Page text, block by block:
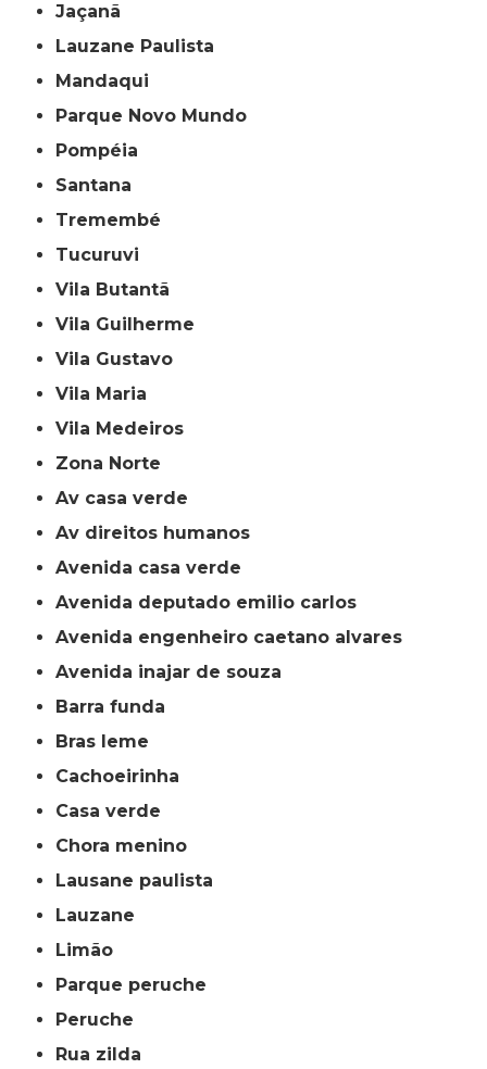
Jaçanã
Lauzane Paulista
Mandaqui
Parque Novo Mundo
Pompéia
Santana
Tremembé
Tucuruvi
Vila Butantã
Vila Guilherme
Vila Gustavo
Vila Maria
Vila Medeiros
Zona Norte
av casa verde
av direitos humanos
avenida casa verde
avenida deputado emilio carlos
avenida engenheiro caetano alvares
avenida inajar de souza
barra funda
bras leme
cachoeirinha
casa verde
chora menino
lausane paulista
lauzane
limão
parque peruche
peruche
rua zilda